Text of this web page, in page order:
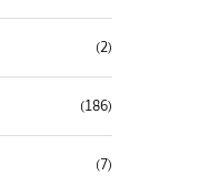
(2)
(186)
(7)